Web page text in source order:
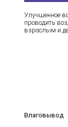
Улучшенное
проводить
взрослым и
Влаговывод